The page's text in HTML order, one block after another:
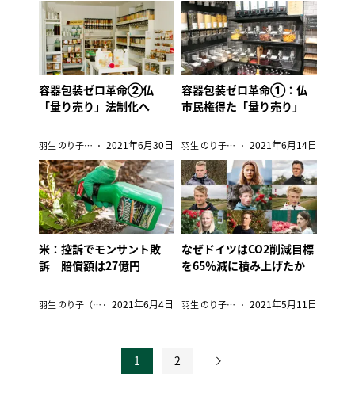
容器包装ゼロ革命②仏
「量り売り」法制化へ
羽生 のり子（在パリ編集委員） 2021年6月30日
容器包装ゼロ革命①：仏
市民権得た「量り売り」
羽生 のり子（在パリ編集委員） 2021年6月14日
米：控訴でモンサント敗
訴 賠償額は27億円
羽生 のり子（在パリ編集委員） 2021年6月4日
なぜドイツはCO2削減目標
を65％減に積み上げたか
羽生 のり子（在パリ編集委員） 2021年5月11日
投
1 2